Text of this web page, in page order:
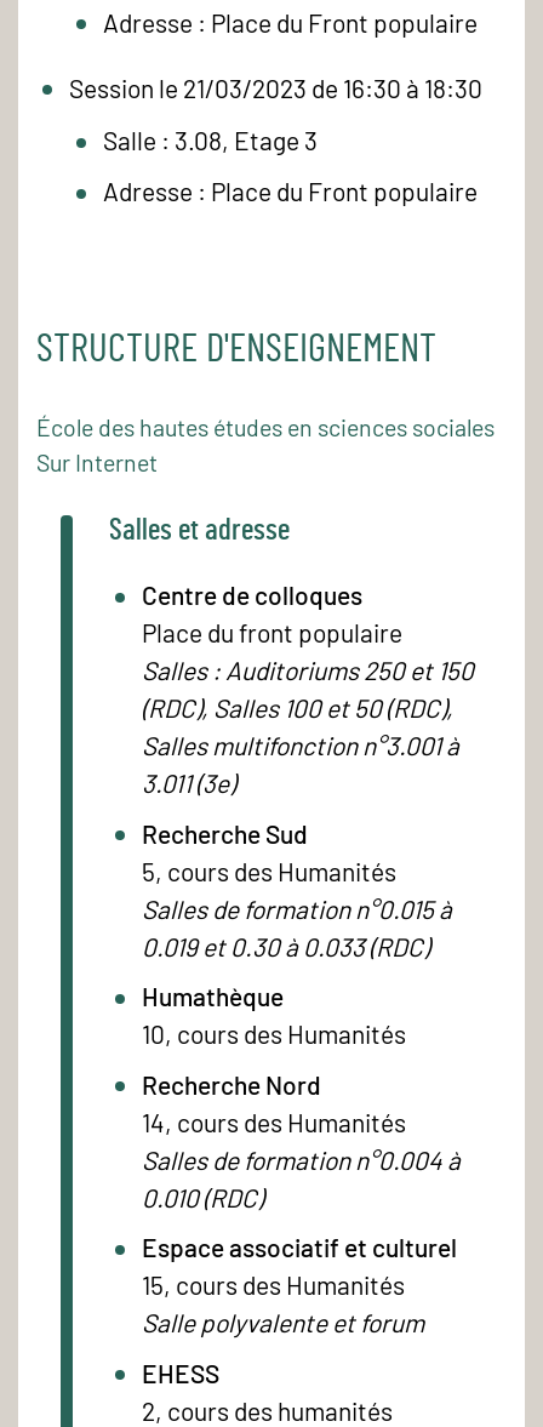
Adresse : Place du Front populaire
Session le 21/03/2023 de 16:30 à 18:30
Salle : 3.08, Etage 3
Adresse : Place du Front populaire
STRUCTURE D'ENSEIGNEMENT
École des hautes études en sciences sociales
Sur Internet
Salles et adresse
Centre de colloques
Place du front populaire
Salles : Auditoriums 250 et 150
(RDC), Salles 100 et 50 (RDC),
Salles multifonction n°3.001 à
3.011 (3e)
Recherche Sud
5, cours des Humanités
Salles de formation n°0.015 à
0.019 et 0.30 à 0.033 (RDC)
Humathèque
10, cours des Humanités
Recherche Nord
14, cours des Humanités
Salles de formation n°0.004 à
0.010 (RDC)
Espace associatif et culturel
15, cours des Humanités
Salle polyvalente et forum
EHESS
2, cours des humanités